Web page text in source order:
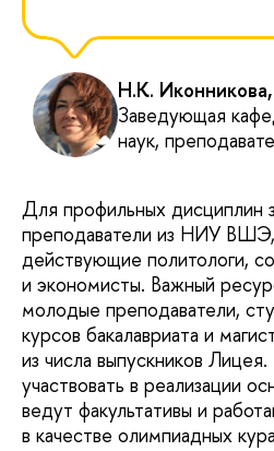
Н.К. Иконникова,
Заведующая
наук,
Для профильных дисциплин
преподаватели из НИУ
действующие политологи,
и экономисты. Важный
молодые преподаватели,
курсов бакалавриата и
из числа выпускников
участвовать в реализации
ведут факультативы и
в качестве олимпиадных